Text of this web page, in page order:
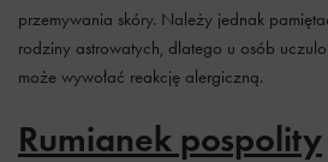
przemywania skóry. Należy jednak
rodziny astrowatych, dlatego u osób
może wywołać reakcję alergiczną.
Rumianek pospolity